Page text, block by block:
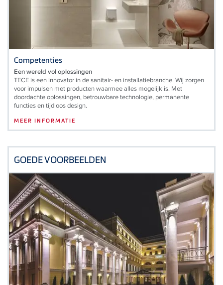
Competenties
Een wereld vol oplossingen
TECE is een innovator in de sanitair- en installatiebranche. Wij zorgen
voor impulsen met producten waarmee alles mogelijk is. Met
doordachte oplossingen, betrouwbare technologie, permanente
functies en tijdloos design.
MEER INFORMATIE
GOEDE VOORBEELDEN